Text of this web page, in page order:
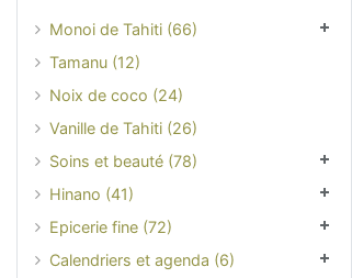
Monoi de Tahiti (66)
Tamanu (12)
Noix de coco (24)
Vanille de Tahiti (26)
Soins et beauté (78)
Hinano (41)
Epicerie fine (72)
Calendriers et agenda (6)